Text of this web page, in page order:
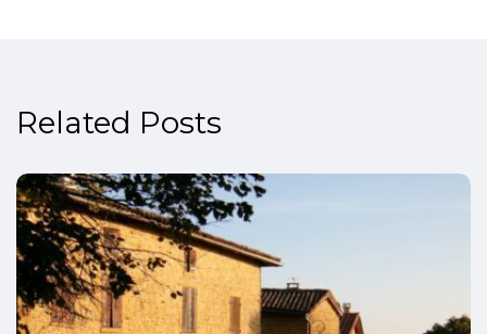
Related Posts